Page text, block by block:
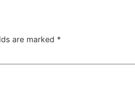
are marked *